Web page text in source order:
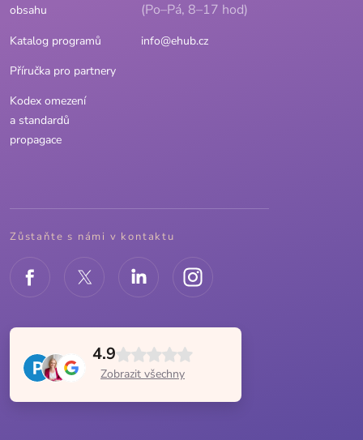
obsahu
Katalog programů
Příručka pro partnery
Kodex omezení
a standardů
propagace
(Po–Pá, 8–17 hod)
info@ehub.cz
Zůstaňte s námi v kontaktu
4.9
Zobrazit všechny